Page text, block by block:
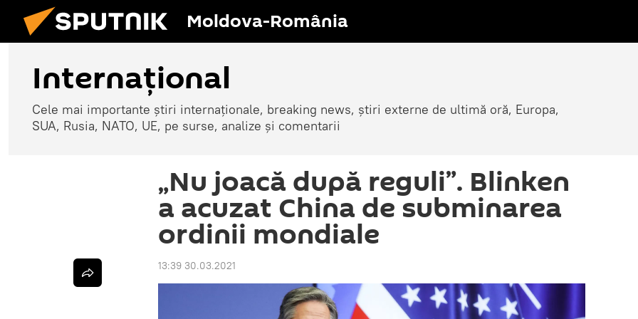
Moldova-România
Internaţional
Cele mai importante știri internaționale, breaking news, știri externe de ultimă oră, Europa,
SUA, Rusia, NATO, UE, pe surse, analize și comentarii
„Nu joacă după reguli”. Blinken
a acuzat China de subminarea
ordinii mondiale
13:39 30.03.2021